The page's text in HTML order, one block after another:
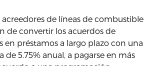
acreedores de líneas de combustible
de convertir los acuerdos de
en préstamos a largo plazo con una
de 5.75% anual, a pagarse en más